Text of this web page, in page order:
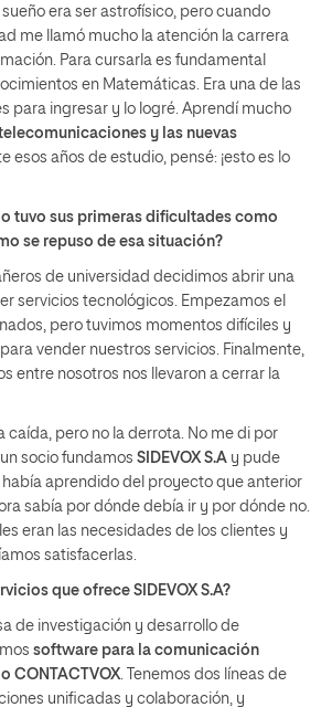
sueño era ser astrofísico, pero cuando
me llamó mucho la atención la carrera
Para cursarla es fundamental
en Matemáticas. Era una de las
para ingresar y lo logré. Aprendí mucho
telecomunicaciones y las nuevas
esos años de estudio, pensé: ¡esto es lo
tuvo sus primeras dificultades como
se repuso de esa situación?
de universidad decidimos abrir una
servicios tecnológicos. Empezamos el
pero tuvimos momentos difíciles y
vender nuestros servicios. Finalmente,
entre nosotros nos llevaron a cerrar la
caída, pero no la derrota. No me di por
socio fundamos SIDEVOX S.A y pude
aprendido del proyecto que anterior
sabía por dónde debía ir y por dónde no.
eran las necesidades de los clientes y
satisfacerlas.
que ofrece SIDEVOX S.A?
de investigación y desarrollo de
software para la comunicación
CONTACTVOX. Tenemos dos líneas de
unificadas y colaboración, y